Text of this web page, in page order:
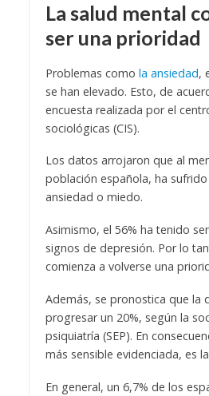
La salud mental
ser una prioridad
Problemas como la ansiedad,
se han elevado. Esto, de
encuesta realizada por el
sociológicas (CIS).
Los datos arrojaron que al
población española, ha
ansiedad o miedo.
Asimismo, el 56% ha tenido
signos de depresión. Por lo
comienza a volverse una
Además, se pronostica que la
progresar un 20%, según la
psiquiatría (SEP). En
más sensible evidenciada, es
En general, un 6,7% de los